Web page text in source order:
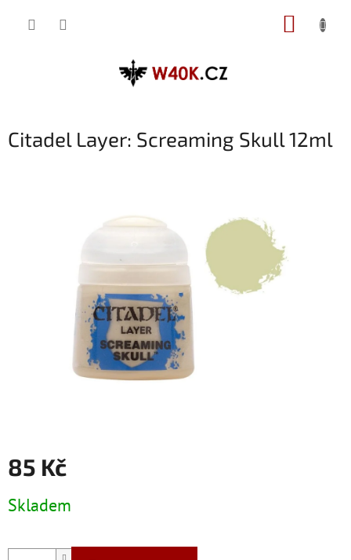
Citadel Layer: Screaming Skull 12ml
85 Kč
cena:
Skladem